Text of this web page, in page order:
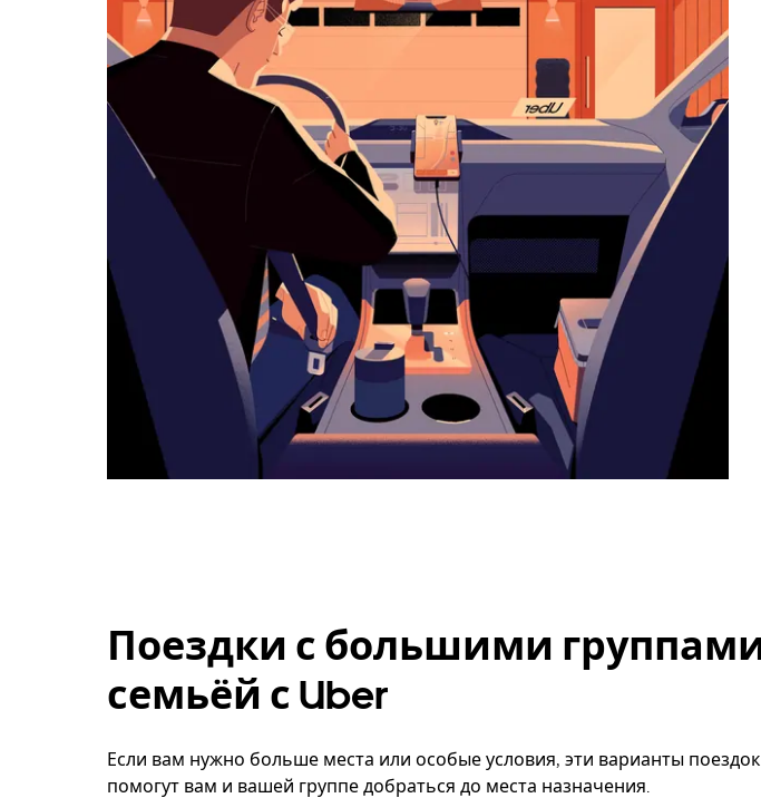
Поездки с большими
семьёй с Uber
Если вам нужно больше места или особые условия, эти варианты
помогут вам и вашей группе добраться до места назначения.